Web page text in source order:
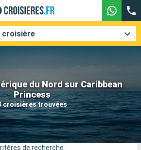
du Nord sur Caribbean
Princess
croisières trouvées
croisière
Compagnies
de recherche :